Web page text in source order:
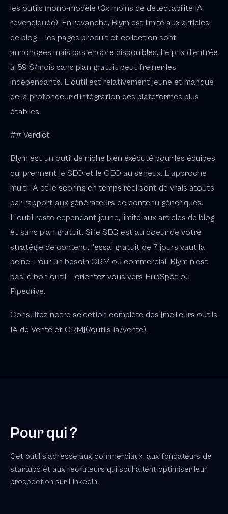
les outils mono-modèle (3x moins de détectabilité IA
revendiquée). En revanche, Blym est limité aux articles
de blog — les pages produit et collection sont
annoncées mais pas encore disponibles. Le prix d'entrée
à 59 $/mois sans plan gratuit peut freiner les
indépendants. L'outil est relativement jeune et manque
de la profondeur d'intégration des plateformes plus
établies.
## Verdict
Blym est un outil de niche bien exécuté pour les équipes
qui prennent le SEO et le GEO au sérieux. L'approche
multi-IA et le scoring en temps réel sont de vrais atouts
par rapport aux générateurs de contenu génériques.
L'outil reste cependant jeune, limité aux articles de blog
et sans plan gratuit. Si le SEO est au coeur de votre
stratégie de contenu, l'essai gratuit de 7 jours vaut la
peine. Pour un besoin CRM ou commercial, Blym n'est
pas le bon outil — orientez-vous vers HubSpot ou
Pipedrive.
Consultez notre sélection complète des [meilleurs outils
IA de Vente et CRM](/outils-ia/vente).
Pour qui ?
Cet outil s'adresse aux commerciaux, aux fondateurs de
startups et aux recruteurs qui souhaitent optimiser leur
prospection sur LinkedIn.